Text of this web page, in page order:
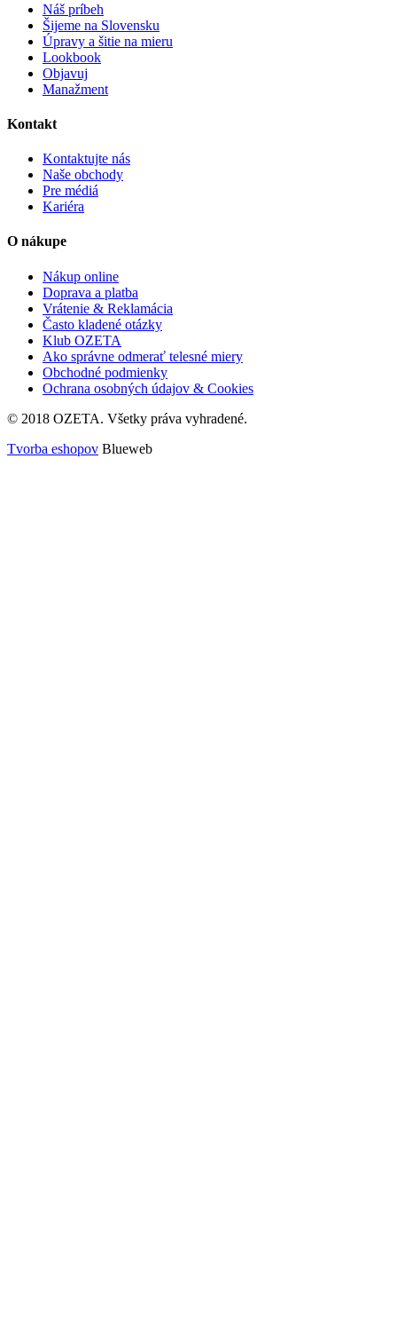
Náš príbeh
Šijeme na Slovensku
Úpravy a šitie na mieru
Lookbook
Objavuj
Manažment
Kontakt
Kontaktujte nás
Naše obchody
Pre médiá
Kariéra
O nákupe
Nákup online
Doprava a platba
Vrátenie & Reklamácia
Často kladené otázky
Klub OZETA
Ako správne odmerať telesné miery
Obchodné podmienky
Ochrana osobných údajov & Cookies
© 2018 OZETA. Všetky práva vyhradené.
Tvorba eshopov Blueweb